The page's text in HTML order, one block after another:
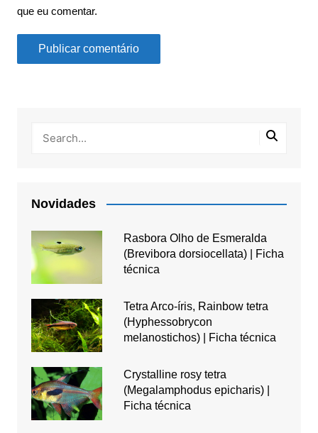
que eu comentar.
Novidades
Rasbora Olho de Esmeralda
(Brevibora dorsiocellata) | Ficha
técnica
Tetra Arco-íris, Rainbow tetra
(Hyphessobrycon
melanostichos) | Ficha técnica
Crystalline rosy tetra
(Megalamphodus epicharis) |
Ficha técnica